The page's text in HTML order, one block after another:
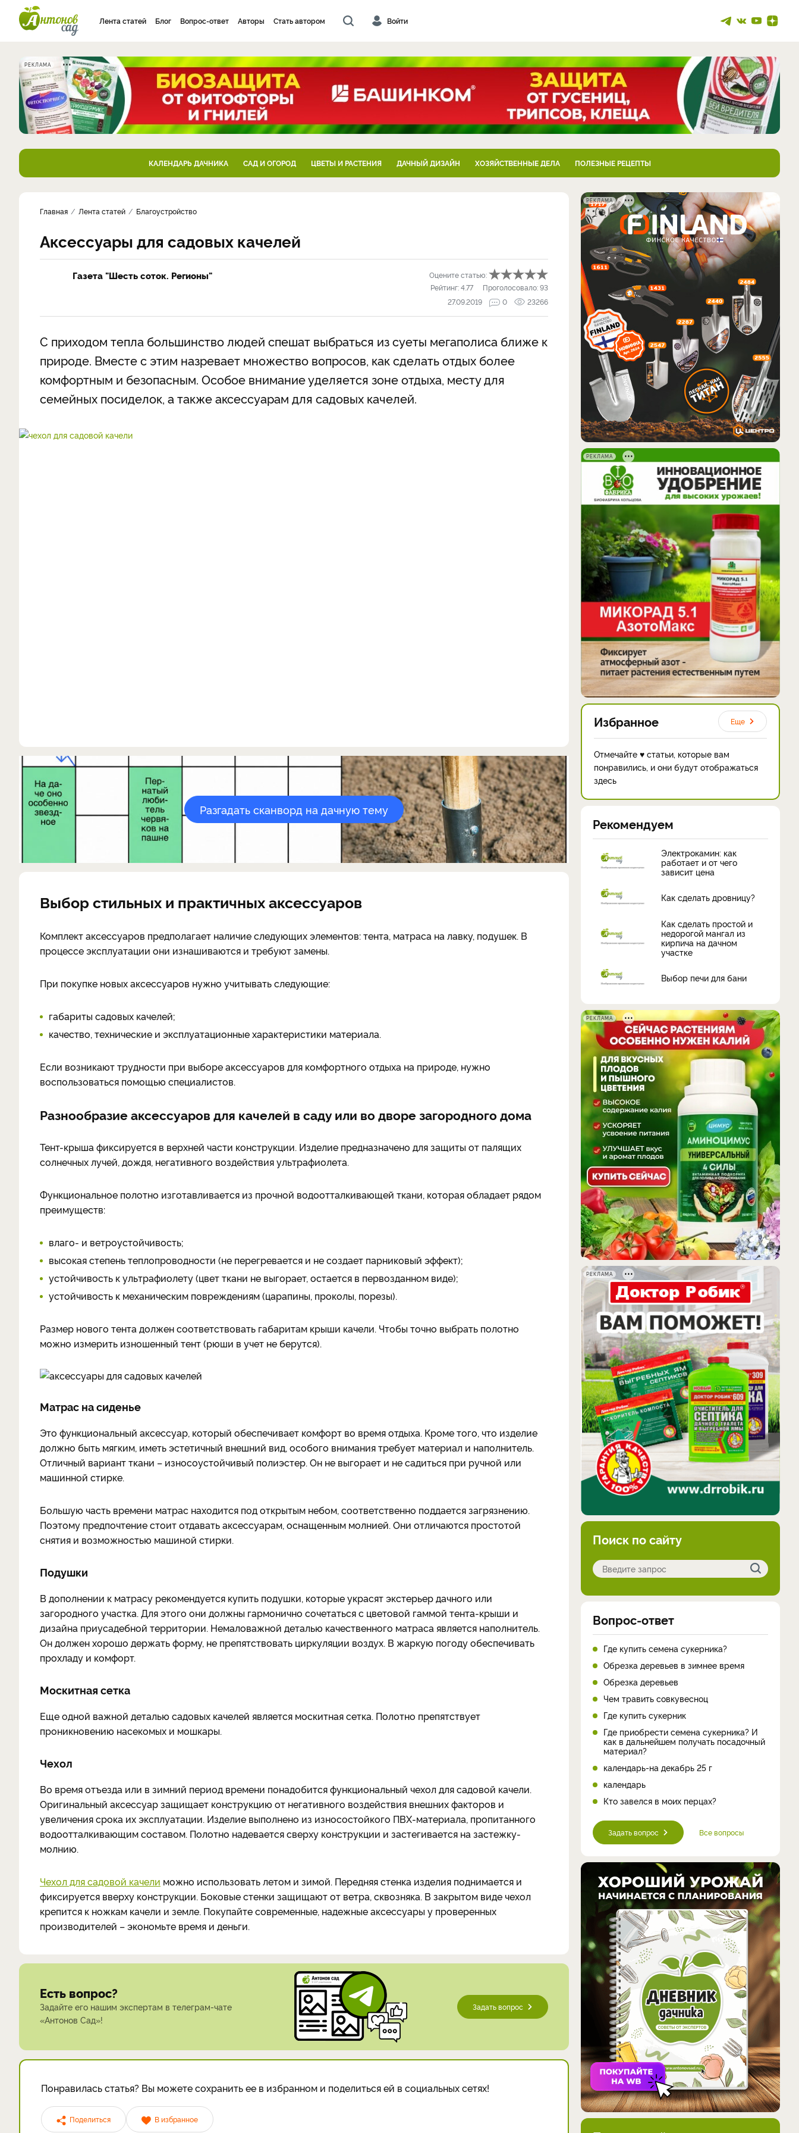
Лента статей Блог Вопрос-ответ Авторы Стать автором Войти
РЕКЛАМА
КАЛЕНДАРЬ ДАЧНИКА САД И ОГОРОД ЦВЕТЫ И РАСТЕНИЯ ДАЧНЫЙ ДИЗАЙН ХОЗЯЙСТВЕННЫЕ ДЕЛА ПОЛЕЗНЫЕ РЕЦЕПТЫ
Главная Лента статей Благоустройство
Аксессуары для садовых качелей
Газета "Шесть соток. Регионы"
Оцените статью:
Рейтинг:4.77 Проголосовало:93
27.09.2019
0 23266
С приходом тепла большинство людей спешат выбраться из суеты мегаполиса ближе к
природе. Вместе с этим назревает множество вопросов, как сделать отдых более
комфортным и безопасным. Особое внимание уделяется зоне отдыха, месту для
семейных посиделок, а также аксессуарам для садовых качелей.
Разгадать сканворд на дачную тему
Выбор стильных и практичных аксессуаров
Комплект аксессуаров предполагает наличие следующих элементов: тента, матраса на лавку, подушек. В
процессе эксплуатации они изнашиваются и требуют замены.
При покупке новых аксессуаров нужно учитывать следующие:
габариты садовых качелей;
качество, технические и эксплуатационные характеристики материала.
Если возникают трудности при выборе аксессуаров для комфортного отдыха на природе, нужно
воспользоваться помощью специалистов.
Разнообразие аксессуаров для качелей в саду или во дворе загородного дома
Тент-крыша фиксируется в верхней части конструкции. Изделие предназначено для защиты от палящих
солнечных лучей, дождя, негативного воздействия ультрафиолета.
Функциональное полотно изготавливается из прочной водоотталкивающей ткани, которая обладает рядом
преимуществ:
влаго- и ветроустойчивость;
высокая степень теплопроводности (не перегревается и не создает парниковый эффект);
устойчивость к ультрафиолету (цвет ткани не выгорает, остается в первозданном виде);
устойчивость к механическим повреждениям (царапины, проколы, порезы).
Размер нового тента должен соответствовать габаритам крыши качели. Чтобы точно выбрать полотно
можно измерить изношенный тент (рюши в учет не берутся).
Матрас на сиденье
Это функциональный аксессуар, который обеспечивает комфорт во время отдыха. Кроме того, что изделие
должно быть мягким, иметь эстетичный внешний вид, особого внимания требует материал и наполнитель.
Отличный вариант ткани – износоустойчивый полиэстер. Он не выгорает и не садиться при ручной или
машинной стирке.
Большую часть времени матрас находится под открытым небом, соответственно поддается загрязнению.
Поэтому предпочтение стоит отдавать аксессуарам, оснащенным молнией. Они отличаются простотой
снятия и возможностью машиной стирки.
Подушки
В дополнении к матрасу рекомендуется купить подушки, которые украсят экстерьер дачного или
загородного участка. Для этого они должны гармонично сочетаться с цветовой гаммой тента-крыши и
дизайна приусадебной территории. Немаловажной деталью качественного матраса является наполнитель.
Он должен хорошо держать форму, не препятствовать циркуляции воздух. В жаркую погоду обеспечивать
прохладу и комфорт.
Москитная сетка
Еще одной важной деталью садовых качелей является москитная сетка. Полотно препятствует
проникновению насекомых и мошкары.
Чехол
Во время отъезда или в зимний период времени понадобится функциональный чехол для садовой качели.
Оригинальный аксессуар защищает конструкцию от негативного воздействия внешних факторов и
увеличения срока их эксплуатации. Изделие выполнено из износостойкого ПВХ-материала, пропитанного
водоотталкивающим составом. Полотно надевается сверху конструкции и застегивается на застежку-
молнию.
Чехол для садовой качели можно использовать летом и зимой. Передняя стенка изделия поднимается и
фиксируется вверху конструкции. Боковые стенки защищают от ветра, сквозняка. В закрытом виде чехол
крепится к ножкам качели и земле. Покупайте современные, надежные аксессуары у проверенных
производителей – экономьте время и деньги.
Есть вопрос?
Задайте его нашим экспертам в телеграм-чате
«Антонов Сад»!
Задать вопрос
Понравилась статья? Вы можете сохранить ее в избранном и поделиться ей в социальных сетях!
Поделиться В избранное
РЕКЛАМА
РЕКЛАМА
Избранное Еще
Отмечайте ♥ статьи, которые вам
понравились, и они будут отображаться
здесь
Рекомендуем
Электрокамин: как
работает и от чего
зависит цена
Как сделать дровницу?
Как сделать простой и
недорогой мангал из
кирпича на дачном
участке
Выбор печи для бани
РЕКЛАМА
РЕКЛАМА
Поиск по сайту
Вопрос-ответ
Где купить семена сукерника?
Обрезка деревьев в зимнее время
Обрезка деревьев
Чем травить совкувесноц
Где купить сукерник
Где приобрести семена сукерника? И
как в дальнейшем получать посадочный
материал?
календарь-на декабрь 25 г
календарь
Кто завелся в моих перцах?
Задать вопрос Все вопросы